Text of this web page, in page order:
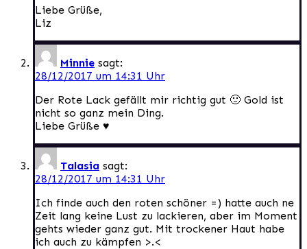
Liebe Grüße,
Liz
Minnie sagt:
28/12/2017 um 14:31 Uhr
Der Rote Lack gefällt mir richtig gut 🙂 Gold ist
nicht so ganz mein Ding.
Liebe Grüße ♥
Talasia sagt:
28/12/2017 um 14:31 Uhr
Ich finde auch den roten schöner =) hatte auch ne
Zeit lang keine Lust zu lackieren, aber im Moment
gehts wieder ganz gut. Mit trockener Haut habe
ich auch zu kämpfen >.<